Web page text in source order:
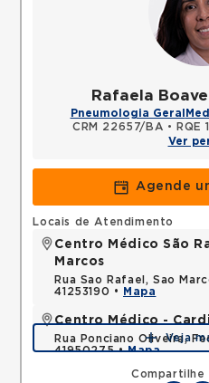
Rafaela
Pneumologia Geral
CRM 22657/BA •
RQE
Ver
Agende
Compartilhe
Locais de Atendimento
Centro Médico São
Marcos
Rua Sao Rafael, Sao
41253190 •
Mapa
Centro Médico -
Rua Ponciano Oliveira,
41950275 •Mapa
Veja